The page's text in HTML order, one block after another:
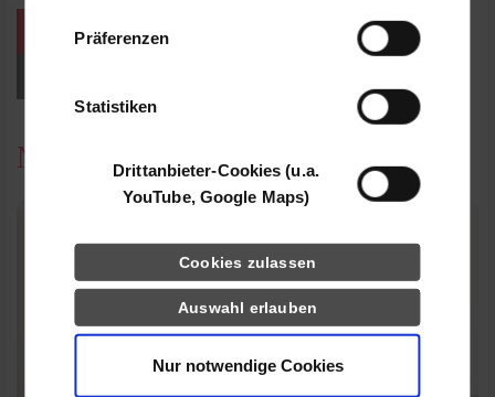
Daten zusammen, die Sie ihnen bereitgestellt
haben oder die sie im Rahmen Ihrer Nutzung
Präferenzen
Statistiken
Drittanbieter-Cookies (u.a.
YouTube, Google Maps)
Cookies zulassen
Auswahl erlauben
Nur notwendige Cookies
weitere Veranstaltungen / Termine
News